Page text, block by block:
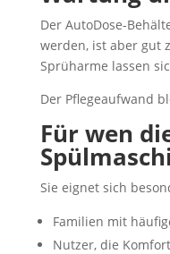
Der AutoDose-
werden, ist aber gut
Sprüharme lassen
Der Pflegeaufwand
Für wen
Sie eignet sich
Familien mit
Nutzer, die